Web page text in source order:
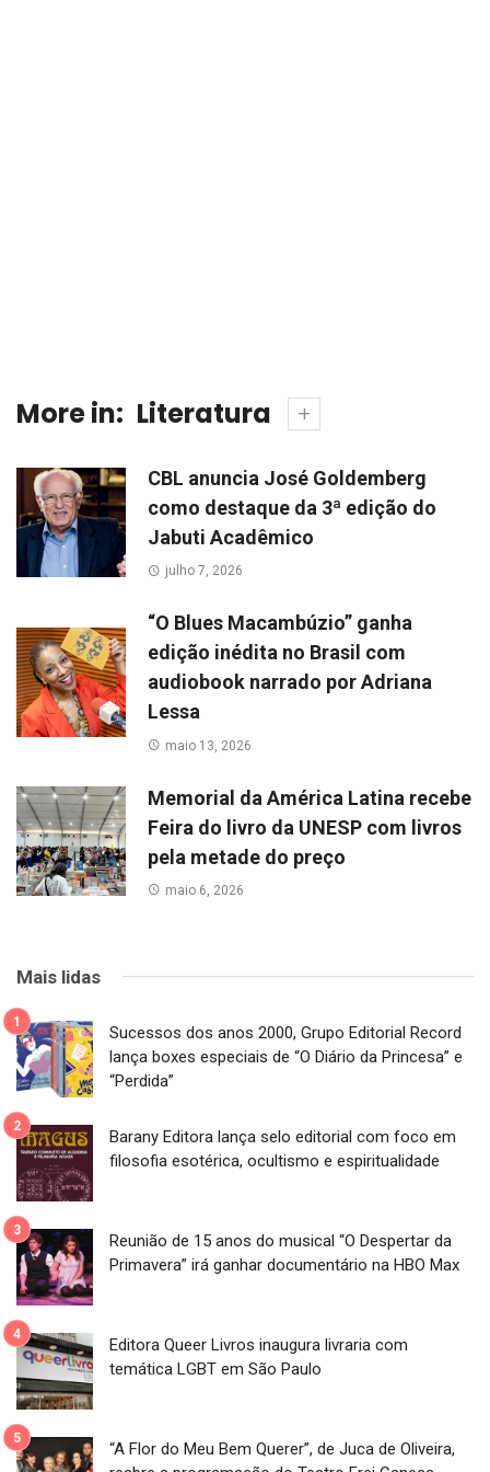
More in: Literatura
CBL anuncia José Goldemberg
como destaque da 3ª edição do
Jabuti Acadêmico
julho 7, 2026
“O Blues Macambúzio” ganha
edição inédita no Brasil com
audiobook narrado por Adriana
Lessa
maio 13, 2026
Memorial da América Latina recebe
Feira do livro da UNESP com livros
pela metade do preço
maio 6, 2026
Mais lidas
Sucessos dos anos 2000, Grupo Editorial Record
lança boxes especiais de “O Diário da Princesa” e
“Perdida”
Barany Editora lança selo editorial com foco em
filosofia esotérica, ocultismo e espiritualidade
Reunião de 15 anos do musical “O Despertar da
Primavera” irá ganhar documentário na HBO Max
Editora Queer Livros inaugura livraria com
temática LGBT em São Paulo
“A Flor do Meu Bem Querer”, de Juca de Oliveira,